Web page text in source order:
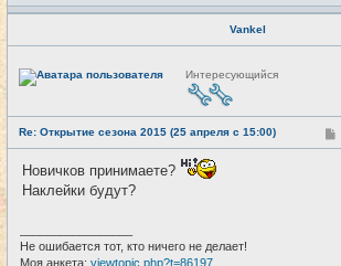
Vankel
Н
е
е
т
и
Интересующийся
Re: Открытие сезона 2015 (25 апреля с 15:00)
Новичков принимаете?
Наклейки будут?
Не ошибается тот, кто ничего не делает!
Моя анкета: viewtopic.php?t=86197